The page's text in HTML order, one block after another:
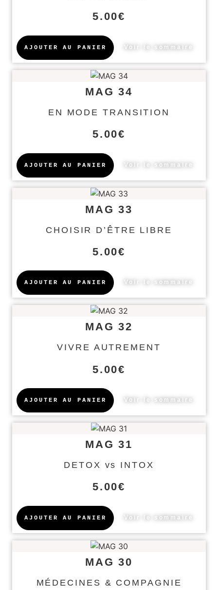
5.00€
AJOUTER AU PANIER Voir le sommaire
MAG 34
EN MODE TRANSITION
5.00€
AJOUTER AU PANIER Voir le sommaire
MAG 33
CHOISIR D’ÊTRE LIBRE
5.00€
AJOUTER AU PANIER Voir le sommaire
MAG 32
VIVRE AUTREMENT
5.00€
AJOUTER AU PANIER Voir le sommaire
MAG 31
DETOX vs INTOX
5.00€
AJOUTER AU PANIER Voir le sommaire
MAG 30
MÉDECINES & COMPAGNIE